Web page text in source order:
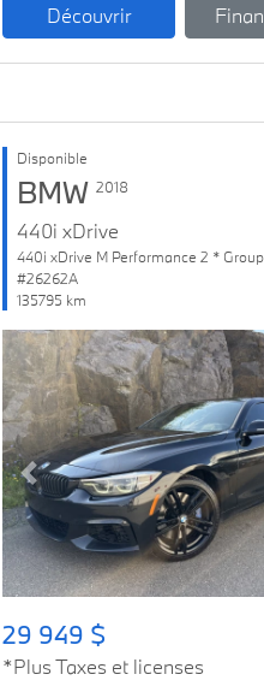
Découvrir
Disponible
BMW 2018
440i xDrive
#26262A
135795 km
Previous
29 949 $
*Plus Taxes et licenses